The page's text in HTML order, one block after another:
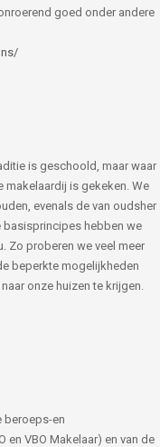
goed onder andere
is geschoold, maar waar
makelaardij is gekeken. We
evenals de van oudsher
basisprincipes hebben we
Zo proberen we veel meer
beperkte mogelijkheden
onze huizen te krijgen.
beroeps-en
en VBO Makelaar) en van de